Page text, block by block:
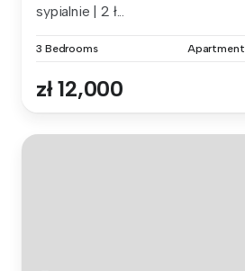
sypialnie | 2 ł...
3 Bedrooms Apartment
zł 12,000